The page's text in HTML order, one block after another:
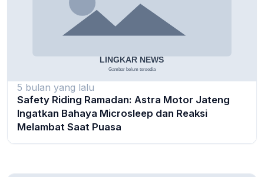
5 bulan yang lalu
Safety Riding Ramadan: Astra Motor Jateng
Ingatkan Bahaya Microsleep dan Reaksi
Melambat Saat Puasa